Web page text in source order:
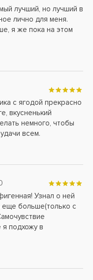
лучший, но лучший в
лично для меня.
я же пока на этом
с ягодой прекрасно
вкусненький
немного, чтобы
всем.
Узнал о ней
еще больше(только с
подхожу в